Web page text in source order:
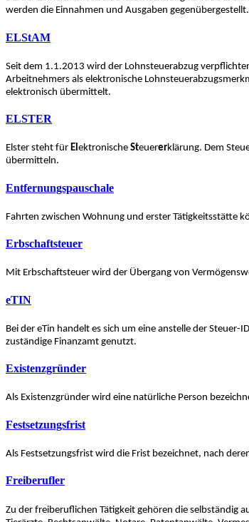
werden die Einnahmen und Ausgaben gegenübergestellt.
ELStAM
Seit dem 1.1.2013 wird der Lohnsteuerabzug
Arbeitnehmers als elektronische
elektronisch übermittelt.
ELSTER
Elster steht für Elektronische Steuererklärung. Dem
übermitteln.
Entfernungspauschale
Fahrten zwischen Wohnung und erster Tätigkeitsstätte
Erbschaftsteuer
Mit Erbschaftsteuer wird der Übergang von
eTIN
Bei der eTin handelt es sich um eine anstelle der
zuständige Finanzamt genutzt.
Existenzgründer
Als Existenzgründer wird eine natürliche Person
Festsetzungsfrist
Als Festsetzungsfrist wird die Frist bezeichnet, nach
Freiberufler
Zu der freiberuflichen Tätigkeit gehören die selbständig